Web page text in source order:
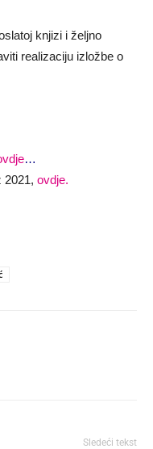
knjizi i željno
realizaciju izložbe o
…
2021, ovdje.
Sledeći tekst